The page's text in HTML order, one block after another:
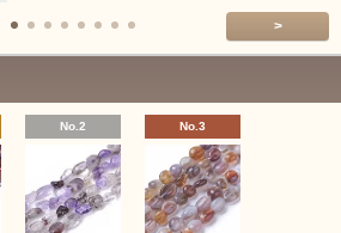
>
No.2 No.3